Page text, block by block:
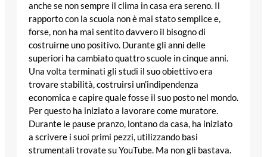
anche se non sempre il clima in casa era sereno. Il
rapporto con la scuola non è mai stato semplice e,
forse, non ha mai sentito davvero il bisogno di
costruirne uno positivo. Durante gli anni delle
superiori ha cambiato quattro scuole in cinque anni.
Una volta terminati gli studi il suo obiettivo era
trovare stabilità, costruirsi un’indipendenza
economica e capire quale fosse il suo posto nel mondo.
Per questo ha iniziato a lavorare come muratore.
Durante le pause pranzo, lontano da casa, ha iniziato
a scrivere i suoi primi pezzi, utilizzando basi
strumentali trovate su YouTube. Ma non gli bastava.